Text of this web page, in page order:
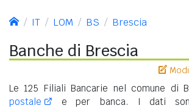
IT LOM BS Brescia
Banche di Brescia
Le 125 Filiali Bancarie nel comune di
postale
e per banca. I dati